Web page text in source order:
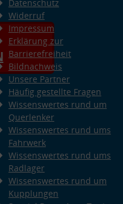
Datenschutz
Widerruf
Impressum
Erklärung zur
Barrierefreiheit
Bildnachweis
Unsere Partner
Häufig gestellte Fragen
Wissenswertes rund um
Querlenker
Wissenswertes rund ums
Fahrwerk
Wissenswertes rund ums
Radlager
Wissenswertes rund um
Kupplungen